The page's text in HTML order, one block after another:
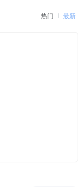
热门 最新